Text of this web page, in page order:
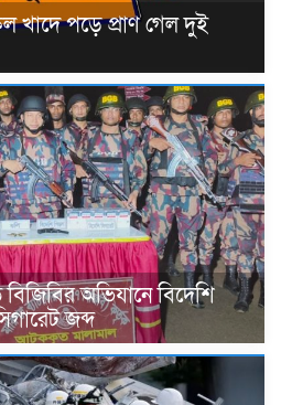
খাদে পড়ে প্রাণ গেল দুই
বিজিবির অভিযানে বিদেশি
জব্দ